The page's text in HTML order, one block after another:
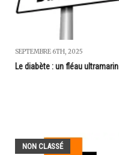
SEPTEMBRE 6TH, 2025
Le diabète : un fléau ultramarin
NON CLASSÉ